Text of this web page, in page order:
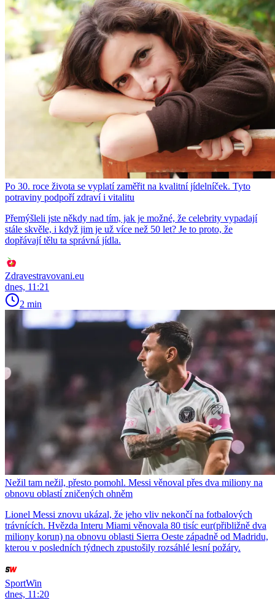
Po 30. roce života se vyplatí zaměřit na kvalitní jídelníček. Tyto
potraviny podpoří zdraví i vitalitu
Přemýšleli jste někdy nad tím, jak je možné, že celebrity vypadají
stále skvěle, i když jim je už více než 50 let? Je to proto, že
dopřávají tělu ta správná jídla.
Zdravestravovani.eu
dnes, 11:21
2 min
Nežil tam nežil, přesto pomohl. Messi věnoval přes dva miliony na
obnovu oblastí zničených ohněm
Lionel Messi znovu ukázal, že jeho vliv nekončí na fotbalových
trávnících. Hvězda Interu Miami věnovala 80 tisíc eur(přibližně dva
miliony korun) na obnovu oblasti Sierra Oeste západně od Madridu,
kterou v posledních týdnech zpustošily rozsáhlé lesní požáry.
SportWin
dnes, 11:20